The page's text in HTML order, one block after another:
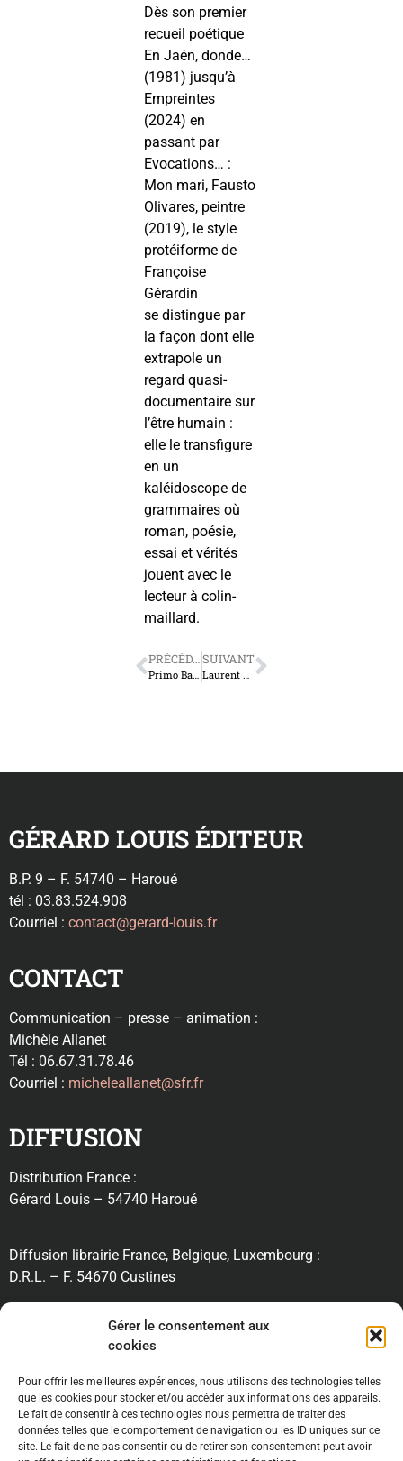
Gérer le consentement aux
cookies
Pour offrir les meilleures expériences, nous utilisons des technologies telles
que les cookies pour stocker et/ou accéder aux informations des appareils.
Le fait de consentir à ces technologies nous permettra de traiter des
données telles que le comportement de navigation ou les ID uniques sur ce
site. Le fait de ne pas consentir ou de retirer son consentement peut avoir
Dès son premier
recueil poétique
En Jaén, donde…
(1981) jusqu’à
Empreintes
(2024) en
passant par
Evocations… :
Mon mari, Fausto
Olivares, peintre
(2019), le style
protéiforme de
Françoise
Gérardin
se distingue par
la façon dont elle
extrapole un
regard quasi-
documentaire sur
l’être humain :
elle le transfigure
en un
kaléidoscope de
grammaires où
roman, poésie,
essai et vérités
jouent avec le
lecteur à colin-
maillard.
PRÉCÉDENT
Primo Basso
SUIVANT
Laurent Gerdolle
GÉRARD LOUIS ÉDITEUR
B.P. 9 – F. 54740 – Haroué
tél : 03.83.524.908
Courriel : contact@gerard-louis.fr
CONTACT
Communication – presse – animation :
Michèle Allanet
Tél : 06.67.31.78.46
Courriel : micheleallanet@sfr.fr
DIFFUSION
Distribution France :
Gérard Louis – 54740 Haroué
Diffusion librairie France, Belgique, Luxembourg :
D.R.L. – F. 54670 Custines
RECHERCHE
INFORMATIONS